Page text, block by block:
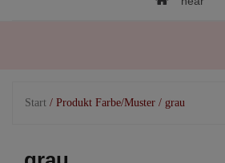
Start / Produkt Farbe/Muster / grau